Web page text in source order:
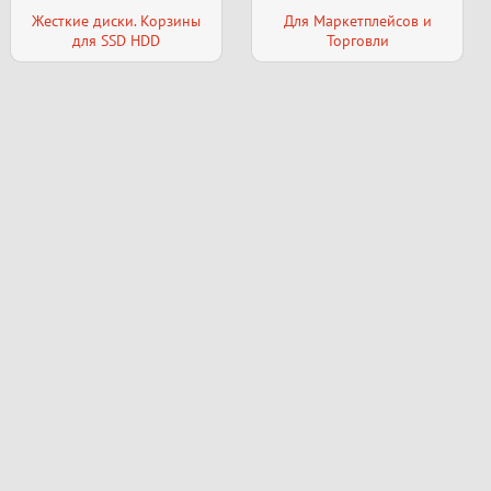
Жесткие диски. Корзины
для SSD HDD
Для Маркетплейсов и
Торговли